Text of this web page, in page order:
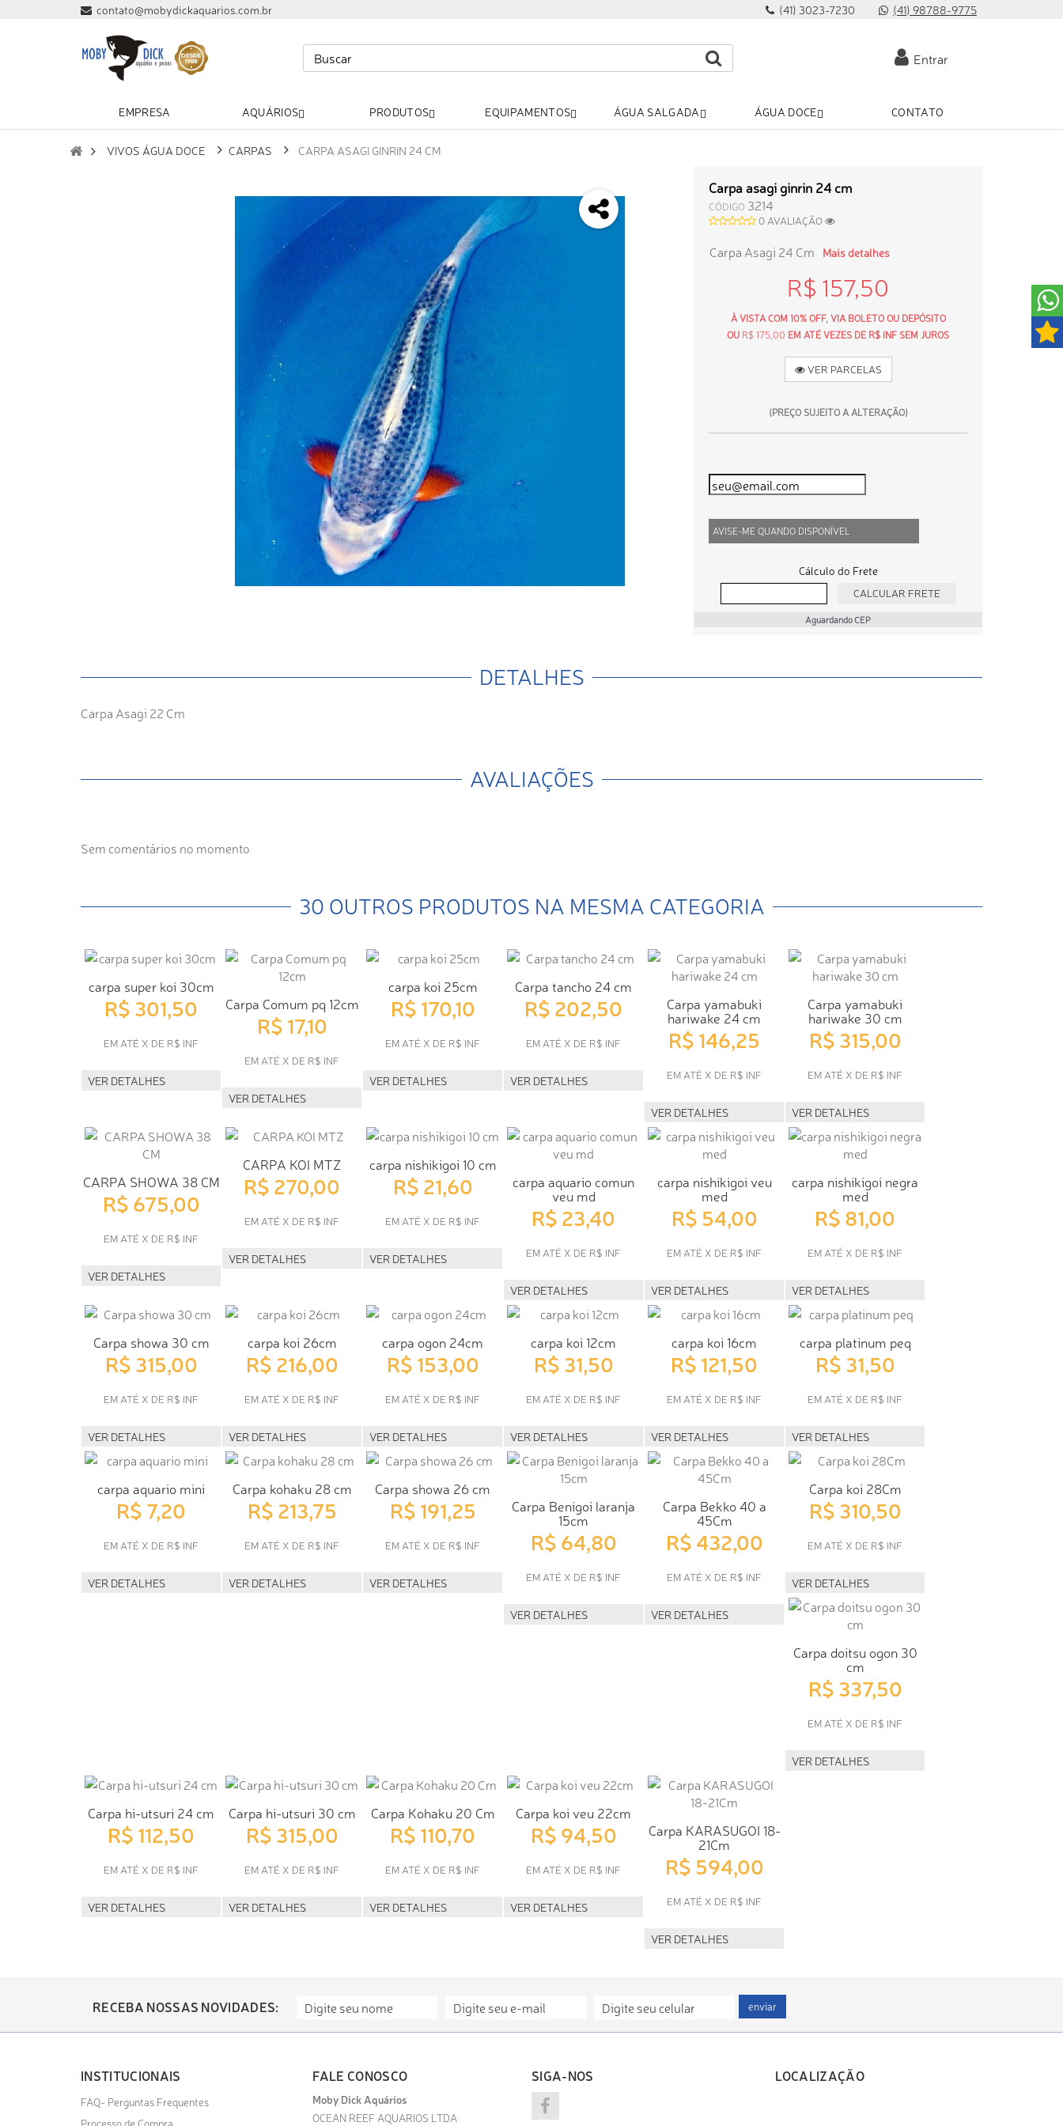
contato@mobydickaquarios.com.br (41) 3023-7230 (41) 98788-9775
Entrar
EMPRESA AQUÁRIOS PRODUTOS EQUIPAMENTOS ÁGUA SALGADA ÁGUA DOCE CONTATO
VIVOS ÁGUA DOCE CARPAS CARPA ASAGI GINRIN 24 CM
Carpa asagi ginrin 24 cm
CÓDIGO 3214
0 AVALIAÇÃO
Carpa Asagi 24 Cm Mais detalhes
R$ 157,50
À VISTA COM 10% OFF, VIA BOLETO OU DEPÓSITO
OU R$ 175,00 EM ATÉ VEZES DE R$ INF SEM JUROS
VER PARCELAS
(PREÇO SUJEITO A ALTERAÇÃO)
AVISE-ME QUANDO DISPONÍVEL
Cálculo do Frete
Aguardando CEP
DETALHES
Carpa Asagi 22 Cm
AVALIAÇÕES
Sem comentários no momento
30 OUTROS PRODUTOS NA MESMA CATEGORIA
carpa super koi 30cm
R$ 301,50
EM ATÉ X DE R$ INF
VER DETALHES
Carpa Comum pq 12cm
R$ 17,10
EM ATÉ X DE R$ INF
VER DETALHES
carpa koi 25cm
R$ 170,10
EM ATÉ X DE R$ INF
VER DETALHES
Carpa tancho 24 cm
R$ 202,50
EM ATÉ X DE R$ INF
VER DETALHES
Carpa yamabuki
hariwake 24 cm
R$ 146,25
EM ATÉ X DE R$ INF
VER DETALHES
Carpa yamabuki
hariwake 30 cm
R$ 315,00
EM ATÉ X DE R$ INF
VER DETALHES
CARPA SHOWA 38 CM
R$ 675,00
EM ATÉ X DE R$ INF
VER DETALHES
CARPA KOI MTZ
R$ 270,00
EM ATÉ X DE R$ INF
VER DETALHES
carpa nishikigoi 10 cm
R$ 21,60
EM ATÉ X DE R$ INF
VER DETALHES
carpa aquario comun
veu md
R$ 23,40
EM ATÉ X DE R$ INF
VER DETALHES
carpa nishikigoi veu
med
R$ 54,00
EM ATÉ X DE R$ INF
VER DETALHES
carpa nishikigoi negra
med
R$ 81,00
EM ATÉ X DE R$ INF
VER DETALHES
Carpa showa 30 cm
R$ 315,00
EM ATÉ X DE R$ INF
VER DETALHES
carpa koi 26cm
R$ 216,00
EM ATÉ X DE R$ INF
VER DETALHES
carpa ogon 24cm
R$ 153,00
EM ATÉ X DE R$ INF
VER DETALHES
carpa koi 12cm
R$ 31,50
EM ATÉ X DE R$ INF
VER DETALHES
carpa koi 16cm
R$ 121,50
EM ATÉ X DE R$ INF
VER DETALHES
carpa platinum peq
R$ 31,50
EM ATÉ X DE R$ INF
VER DETALHES
carpa aquario mini
R$ 7,20
EM ATÉ X DE R$ INF
VER DETALHES
Carpa kohaku 28 cm
R$ 213,75
EM ATÉ X DE R$ INF
VER DETALHES
Carpa showa 26 cm
R$ 191,25
EM ATÉ X DE R$ INF
VER DETALHES
Carpa Benigoi laranja
15cm
R$ 64,80
EM ATÉ X DE R$ INF
VER DETALHES
Carpa Bekko 40 a
45Cm
R$ 432,00
EM ATÉ X DE R$ INF
VER DETALHES
Carpa koi 28Cm
R$ 310,50
EM ATÉ X DE R$ INF
VER DETALHES
Carpa doitsu ogon 30
cm
R$ 337,50
EM ATÉ X DE R$ INF
VER DETALHES
Carpa hi-utsuri 24 cm
R$ 112,50
EM ATÉ X DE R$ INF
VER DETALHES
Carpa hi-utsuri 30 cm
R$ 315,00
EM ATÉ X DE R$ INF
VER DETALHES
Carpa Kohaku 20 Cm
R$ 110,70
EM ATÉ X DE R$ INF
VER DETALHES
Carpa koi veu 22cm
R$ 94,50
EM ATÉ X DE R$ INF
VER DETALHES
Carpa KARASUGOI 18-
21Cm
R$ 594,00
EM ATÉ X DE R$ INF
VER DETALHES
RECEBA NOSSAS NOVIDADES: enviar
INSTITUCIONAIS
FAQ- Perguntas Frequentes
Processo de Compra
FALE CONOSCO
Moby Dick Aquários
OCEAN REEF AQUARIOS LTDA
SIGA-NOS LOCALIZAÇÃO